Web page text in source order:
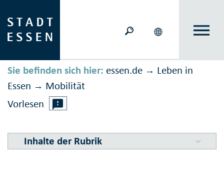
Sie befinden sich hier: essen.de → Leben in
Essen → Mobilität
Vorlesen
Inhalte der Rubrik